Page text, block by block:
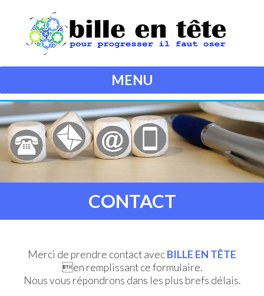
MENU
CONTACT
Merci de prendre contact avecBILLE EN TÊTE
en remplissant ce formulaire.
Nous vous répondrons dans les plus brefs délais.